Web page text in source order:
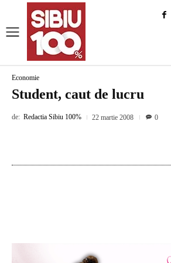
Economie
Student, caut de lucru
de: Redactia Sibiu 100% 22 martie 2008 0